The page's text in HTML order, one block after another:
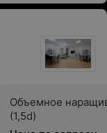
Объемное
(1,5d)